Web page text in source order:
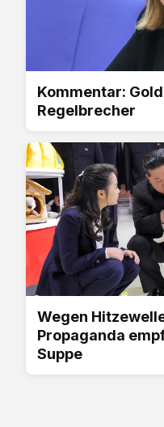
Kommentar:
Regelbrecher
Wegen
Propaganda
Suppe